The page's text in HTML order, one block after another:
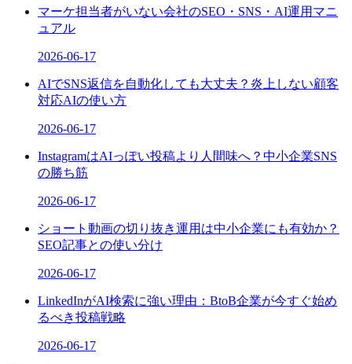
マーケ担当者がいない会社のSEO・SNS・AI運用マニ
ュアル
2026-06-17
AIでSNS返信を自動化しても大丈夫？炎上しない顧客
対応AIの使い方
2026-06-17
InstagramはAIっぽい投稿より人間味へ？中小企業SNS
の勝ち筋
2026-06-17
ショート動画の切り抜き運用は中小企業にも有効か？
SEO記事との使い分け
2026-06-17
LinkedInがAI検索に強い理由：BtoB企業が今すぐ始め
るべき投稿戦略
2026-06-17